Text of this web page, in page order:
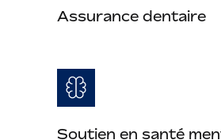
Assurance dentaire
Soutien en santé